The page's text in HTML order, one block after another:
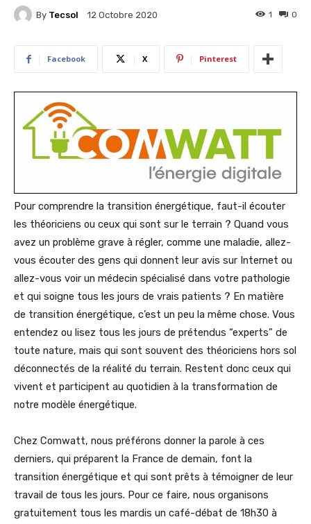
By Tecsol 12 Octobre 2020 0
1
Facebook X Pinterest
Pour comprendre la transition énergétique, faut-il écouter
les théoriciens ou ceux qui sont sur le terrain ? Quand vous
avez un problème grave à régler, comme une maladie, allez-
vous écouter des gens qui donnent leur avis sur Internet ou
allez-vous voir un médecin spécialisé dans votre pathologie
et qui soigne tous les jours de vrais patients ? En matière
de transition énergétique, c’est un peu la même chose. Vous
entendez ou lisez tous les jours de prétendus “experts” de
toute nature, mais qui sont souvent des théoriciens hors sol
déconnectés de la réalité du terrain. Restent donc ceux qui
vivent et participent au quotidien à la transformation de
notre modèle énergétique.
Chez Comwatt, nous préférons donner la parole à ces
derniers, qui préparent la France de demain, font la
transition énergétique et qui sont prêts à témoigner de leur
travail de tous les jours. Pour ce faire, nous organisons
gratuitement tous les mardis un café-débat de 18h30 à